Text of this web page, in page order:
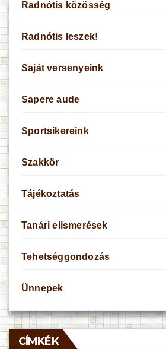
Radnótis közösség
Radnótis leszek!
Saját versenyeink
Sapere aude
Sportsikereink
Szakkör
Tájékoztatás
Tanári elismerések
Tehetséggondozás
Ünnepek
CÍMKÉK